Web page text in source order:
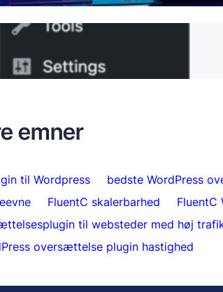
minutter
emner
til Wordpress bedste WordPress
FluentC skalerbarhed FluentC
til websteder med høj
oversættelse plugin hastighed